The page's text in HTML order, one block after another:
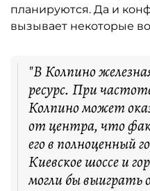
планируются. Да и
вызывает некоторые
"В Колпино
ресурс. При
Колпино может
от центра, что
его в полноценный
Киевское шоссе и
могли бы выиграть